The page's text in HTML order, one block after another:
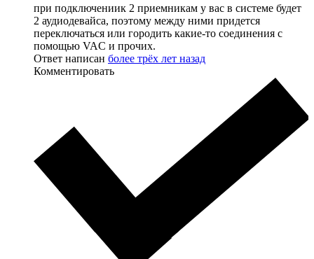
при подключениик 2 приемникам у вас в системе будет
2 аудиодевайса, поэтому между ними придется
переключаться или городить какие-то соединения с
помощью VAC и прочих.
Ответ написан более трёх лет назад
Комментировать